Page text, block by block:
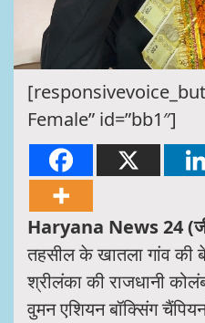
Female” id=”bb1″]
Haryana News 24
तहसील के खातला गांव की
श्रीलंका की राजधानी
वुमन एशियन बॉक्सिंग